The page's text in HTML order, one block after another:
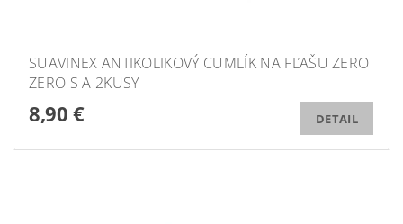
SUAVINEX ANTIKOLIKOVÝ CUMLÍK NA FĽAŠU ZERO
ZERO S A 2KUSY
8,90 € DETAIL